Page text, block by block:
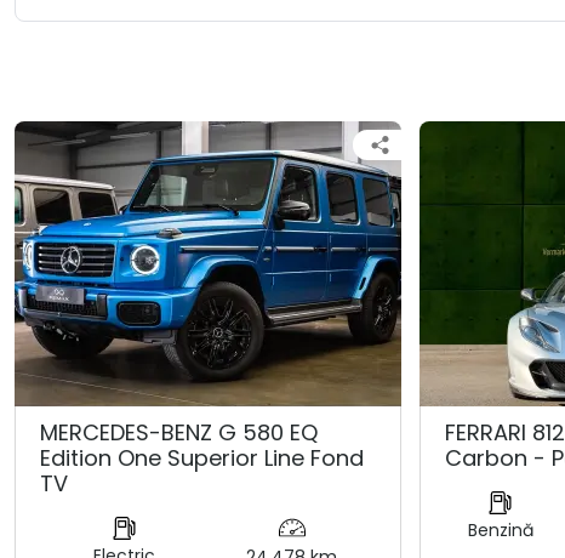
MERCEDES-BENZ G 580 EQ
Edition One Superior Line Fond
TV
FERRARI
Carbon -
Benzină